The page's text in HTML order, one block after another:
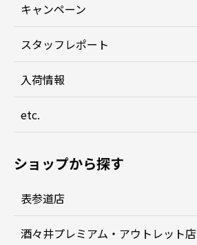
キャンペーン
スタッフレポート
入荷情報
etc.
ショップから探す
表参道店
酒々井プレミアム・アウトレット店